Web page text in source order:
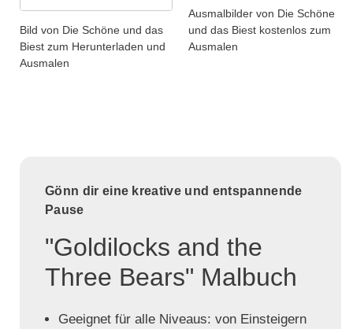
Bild von Die Schöne und das
Biest zum Herunterladen und
Ausmalen
Ausmalbilder von Die Schöne
und das Biest kostenlos zum
Ausmalen
Gönn dir eine kreative und entspannende
Pause
"Goldilocks and the
Three Bears" Malbuch
Geeignet für alle Niveaus: von Einsteigern